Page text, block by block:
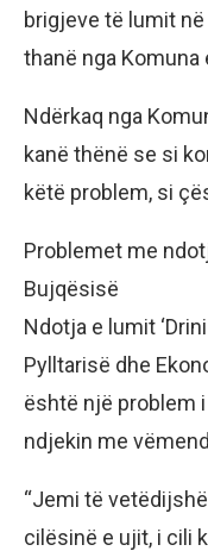
brigjeve të lumit
thanë nga Komuna
Ndërkaq nga
kanë thënë se si
këtë problem, si
Problemet me
Bujqësisë
Ndotja e lumit
Pylltarisë dhe
është një problem
ndjekin me
“Jemi të
cilësinë e ujit, i cili